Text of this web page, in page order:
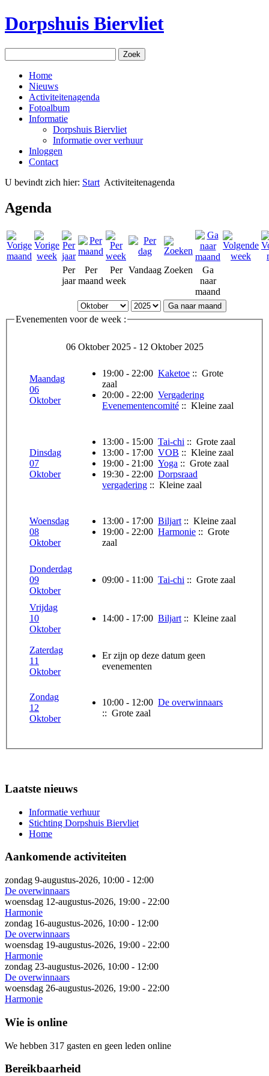
Dorpshuis Biervliet
Home
Nieuws
Activiteitenagenda
Fotoalbum
Informatie
Dorpshuis Biervliet
Informatie over verhuur
Inloggen
Contact
U bevindt zich hier: Start Activiteitenagenda
Agenda
Per
jaar
Per
maand
Per
week
Vandaag Zoeken
Ga
naar
maand
Ga naar maand
Evenementen voor de week :
06 Oktober 2025 - 12 Oktober 2025
Maandag
06
Oktober
19:00 - 22:00 Kaketoe :: Grote
zaal
20:00 - 22:00 Vergadering
Evenementencomité :: Kleine zaal
Dinsdag
07
Oktober
13:00 - 15:00 Tai-chi :: Grote zaal
13:00 - 17:00 VOB :: Kleine zaal
19:00 - 21:00 Yoga :: Grote zaal
19:30 - 22:00 Dorpsraad
vergadering :: Kleine zaal
Woensdag
08
Oktober
13:00 - 17:00 Biljart :: Kleine zaal
19:00 - 22:00 Harmonie :: Grote
zaal
Donderdag
09
Oktober
09:00 - 11:00 Tai-chi :: Grote zaal
Vrijdag
10
Oktober
14:00 - 17:00 Biljart :: Kleine zaal
Zaterdag
11
Oktober
Er zijn op deze datum geen
evenementen
Zondag
12
Oktober
10:00 - 12:00 De overwinnaars
:: Grote zaal
Laatste nieuws
Informatie verhuur
Stichting Dorpshuis Biervliet
Home
Aankomende activiteiten
zondag 9-augustus-2026, 10:00 - 12:00
De overwinnaars
woensdag 12-augustus-2026, 19:00 - 22:00
Harmonie
zondag 16-augustus-2026, 10:00 - 12:00
De overwinnaars
woensdag 19-augustus-2026, 19:00 - 22:00
Harmonie
zondag 23-augustus-2026, 10:00 - 12:00
De overwinnaars
woensdag 26-augustus-2026, 19:00 - 22:00
Harmonie
Wie is online
We hebben 317 gasten en geen leden online
Bereikbaarheid